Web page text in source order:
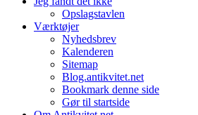
Opslagstavlen
Værktøjer
Nyhedsbrev
Kalenderen
Sitemap
Blog.antikvitet.net
Bookmark denne side
Gør til startside